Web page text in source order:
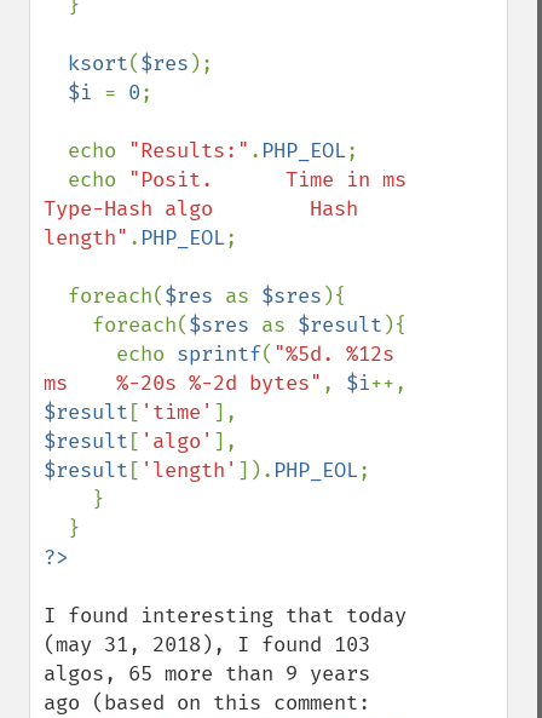
ksort($res );
$i = 0;
  echo
"Results:" . PHP_EOL;
  echo
"Posit.      Time in ms
Type-Hash algo        Hash
length" . PHP_EOL;
  foreach(
$res as $sres ){
    foreach(
$sres as $result ){
      echo
sprintf( "%5d. %12s
ms    %-20s %-2d bytes" , $i
$result [ 'time'
$result [ 'algo'
$result [ 'length' ]). PHP_EOL;
I found interesting that today
(may 31, 2018), I found 103
algos, 65 more than 9 years